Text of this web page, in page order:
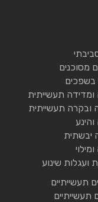
מסוכנים
בשפכים
תעשייתית
ובקרה תעשייתית
יבשתית
ועגלות שינוע
תעשייתיים
תעשייתיים